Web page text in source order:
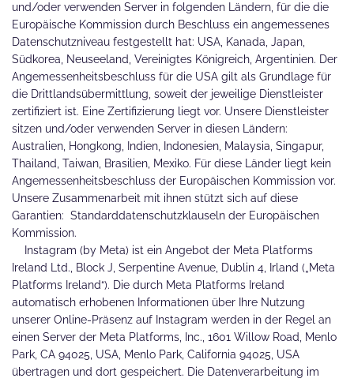
und/oder verwenden Server in folgenden Ländern, für die die
Europäische Kommission durch Beschluss ein angemessenes
Datenschutzniveau festgestellt hat: USA, Kanada, Japan,
Südkorea, Neuseeland, Vereinigtes Königreich, Argentinien. Der
Angemessenheitsbeschluss für die USA gilt als Grundlage für
die Drittlandsübermittlung, soweit der jeweilige Dienstleister
zertifiziert ist. Eine Zertifizierung liegt vor. Unsere Dienstleister
sitzen und/oder verwenden Server in diesen Ländern:
Australien, Hongkong, Indien, Indonesien, Malaysia, Singapur,
Thailand, Taiwan, Brasilien, Mexiko. Für diese Länder liegt kein
Angemessenheitsbeschluss der Europäischen Kommission vor.
Unsere Zusammenarbeit mit ihnen stützt sich auf diese
Garantien: Standarddatenschutzklauseln der Europäischen
Kommission.
Instagram (by Meta) ist ein Angebot der Meta Platforms
Ireland Ltd., Block J, Serpentine Avenue, Dublin 4, Irland („Meta
Platforms Ireland“). Die durch Meta Platforms Ireland
automatisch erhobenen Informationen über Ihre Nutzung
unserer Online-Präsenz auf Instagram werden in der Regel an
einen Server der Meta Platforms, Inc., 1601 Willow Road, Menlo
Park, CA 94025, USA, Menlo Park, California 94025, USA
übertragen und dort gespeichert. Die Datenverarbeitung im